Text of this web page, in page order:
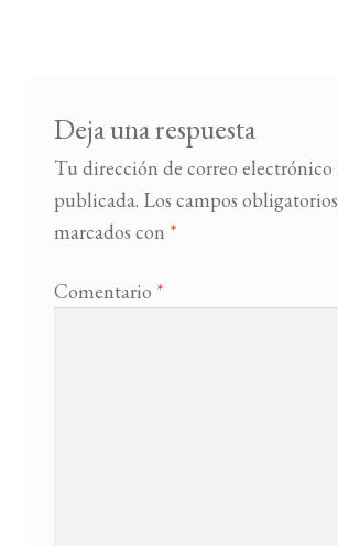
Deja una respuesta
Tu dirección de correo electrónico
publicada. Los campos
marcados con *
Comentario *